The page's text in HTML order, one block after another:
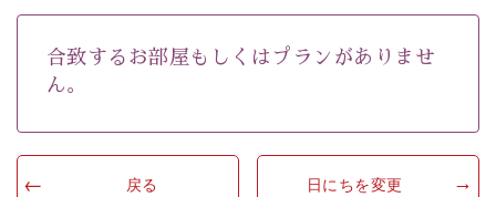
合致するお部屋もしくはプランがありませ
ん。
戻る 日にちを変更